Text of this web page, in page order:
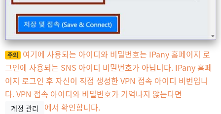
주의
여기에 사용되는 아이디와 비밀번호는 IPany 홈페이지 로
그인에 사용되는 SNS 아이디 비밀번호가 아닙니다. IPany 홈페
이지 로그인 후 자신이 직접 생성한 VPN 접속 아이디 비번입니
다. VPN 접속 아이디와 비밀번호가 기억나지 않는다면
계정 관리 에서 확인합니다.